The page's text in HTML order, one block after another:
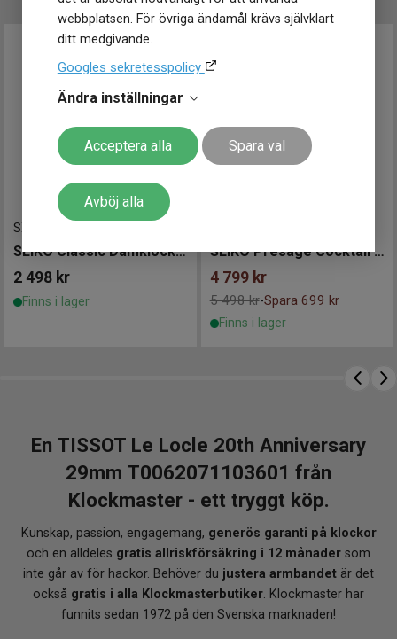
webbplatsen. För övriga ändamål krävs självklart
ditt medgivande.
Googles sekretesspolicy
Ändra inställningar
Acceptera alla Spara val
Avböj alla
Glas material
Safir
Datum
Ja
Övriga funktioner
Patenterad Nivachron
balansfjäder
SXDG61P1
SEIKO Classic Damklocka 29mm
2 498 kr
Finns i lager
SEIKO Presage Cocktail Time 34mm
4 799 kr
5 498 kr-Spara 699 kr
Finns i lager
En TISSOT Le Locle 20th Anniversary
29mm T0062071103601 från
Klockmaster - ett tryggt köp.
Kunskap, passion, engagemang, generös garanti på klockor
och en alldeles gratis allriskförsäkring i 12 månader som
inte går av för hackor. Behöver du justera armbandet är det
också gratis i alla Klockmasterbutiker. Klockmaster har
funnits sedan 1972 på den Svenska marknaden!